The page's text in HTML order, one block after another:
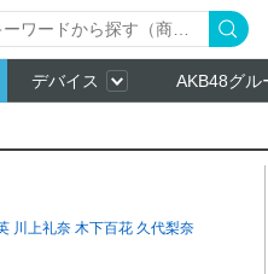
デバイス AKB48グル
川上礼奈 木下百花 久代梨奈